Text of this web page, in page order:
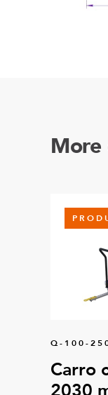
More
Q-100-
Carro